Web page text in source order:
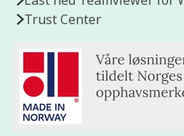
Trust Center